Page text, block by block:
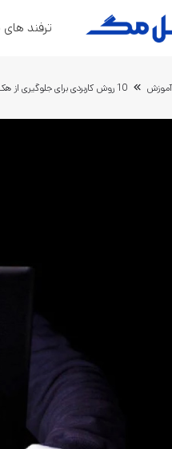
ترفند های
آموزش 10 روش کاربردی برای جلوگیری از هک اینستاگرام